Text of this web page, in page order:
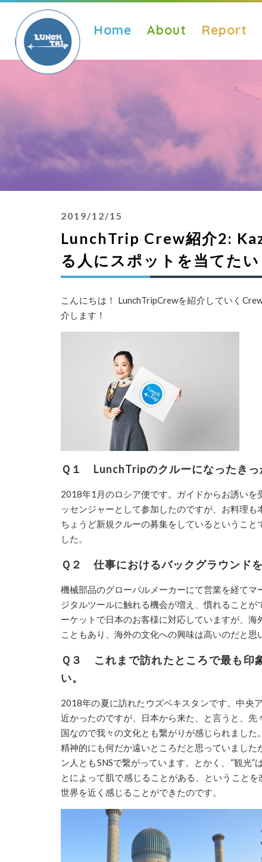
Home About Report
2019/12/15
LunchTrip Crew紹介2:
る人にスポットを当てたい
こんにちは！ LunchTripCrewを紹介していく
介します！
Ｑ１ LunchTripのクルーになったきっ
2018年1 月のロシア便です。ガイドからお誘い
ッセンジャーとして参加したのですが、お料理も
ちょうど新規クルーの募集をしているというこ
した。
Ｑ２ 仕事におけるバックグラウンドを
機械部品のグローバルメーカーにて営業を経て
ジタルツールに触れる機会が増え、慣れること
ーケットで日本のお客様に対応していますが、
こともあり、海外の文化への興味は高いのだと思
Ｑ３ これまで訪れたところで最も印
い。
2018年の夏に訪れたウズベキスタンです。中央
近かったのですが、日本から来た、と言うと、
国なので我々の文化とも繋がりが感じられまし
精神的にも何だか遠いところだと思っていまし
ン人ともSNSで繋がっています。とかく、“観光”
とによって肌で感じることがある、ということ
世界を近く感じることができたのです。